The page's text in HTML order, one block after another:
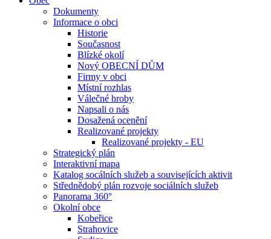
Dokumenty
Informace o obci
Historie
Současnost
Blízké okolí
Nový OBECNÍ DŮM
Firmy v obci
Místní rozhlas
Válečné hroby
Napsali o nás
Dosažená ocenění
Realizované projekty
Realizované projekty - EU
Strategický plán
Interaktivní mapa
Katalog socálních služeb a souvisejících aktivit
Střednědobý plán rozvoje sociálních služeb
Panorama 360°
Okolní obce
Kobeřice
Strahovice